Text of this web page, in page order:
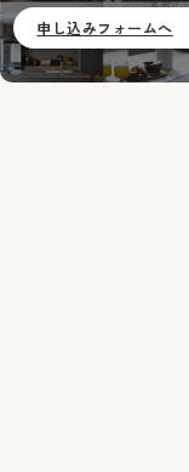
申し込みフォームへ